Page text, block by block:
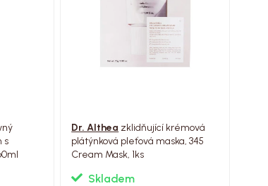
s
Dr. Althea zklidňující krémová
plátýnková pleťová maska, 345
Cream Mask, 1ks
Skladem